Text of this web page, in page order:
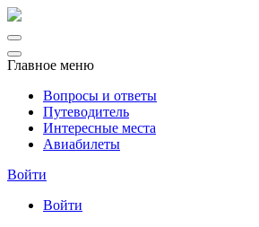
Главное меню
Вопросы и ответы
Путеводитель
Интересные места
Авиабилеты
Войти
Войти